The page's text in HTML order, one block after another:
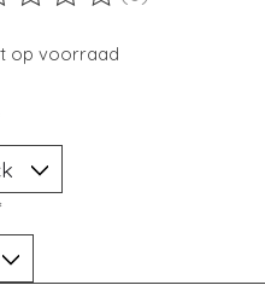
van dit product is
op voorraad